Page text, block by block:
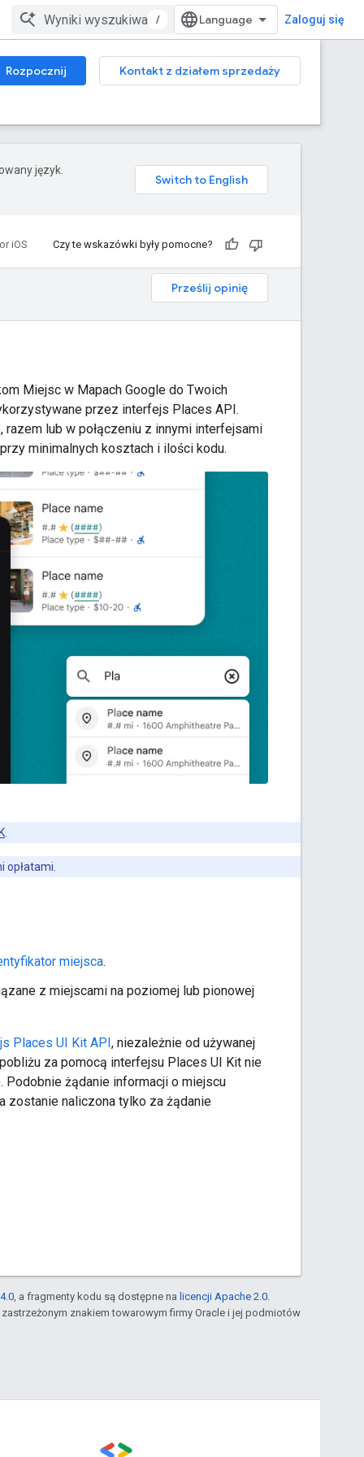
/ Zaloguj się
Rozpocznij Kontakt z działem sprzedaży
język.
iOS Czy te wskazówki były pomocne?
Prześlij opinię
Miejsc w Mapach Google do Twoich
przez interfejs Places API.
lub w połączeniu z innymi interfejsami
minimalnych kosztach i ilości kodu.
miejsca.
z miejscami na poziomej lub pionowej
Places UI Kit API, niezależnie od używanej
za pomocą interfejsu Places UI Kit nie
żądanie informacji o miejscu
zostanie naliczona tylko za żądanie
, a fragmenty kodu są dostępne na licencji Apache 2.0
zastrzeżonym znakiem towarowym firmy Oracle i jej podmiotów